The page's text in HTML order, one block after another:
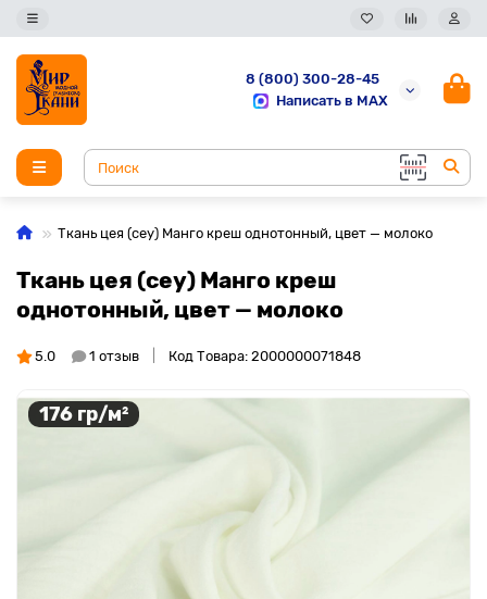
8 (800) 300-28-45
Написать в MAX
Ткань цея (cey) Манго креш однотонный, цвет — молоко
Ткань цея (cey) Манго креш
однотонный, цвет — молоко
5.0 1 отзыв Код Товара: 2000000071848
176 гр/м²